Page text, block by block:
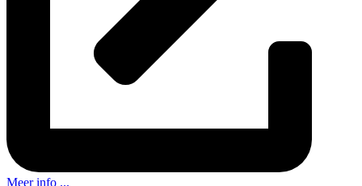
Meer info ...